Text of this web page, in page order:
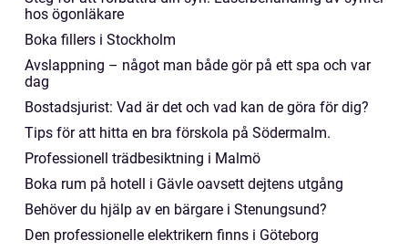
hos ögonläkare
Boka fillers i Stockholm
Avslappning – något man både gör på ett spa och var
dag
Bostadsjurist: Vad är det och vad kan de göra för dig?
Tips för att hitta en bra förskola på Södermalm.
Professionell trädbesiktning i Malmö
Boka rum på hotell i Gävle oavsett dejtens utgång
Behöver du hjälp av en bärgare i Stenungsund?
Den professionelle elektrikern finns i Göteborg